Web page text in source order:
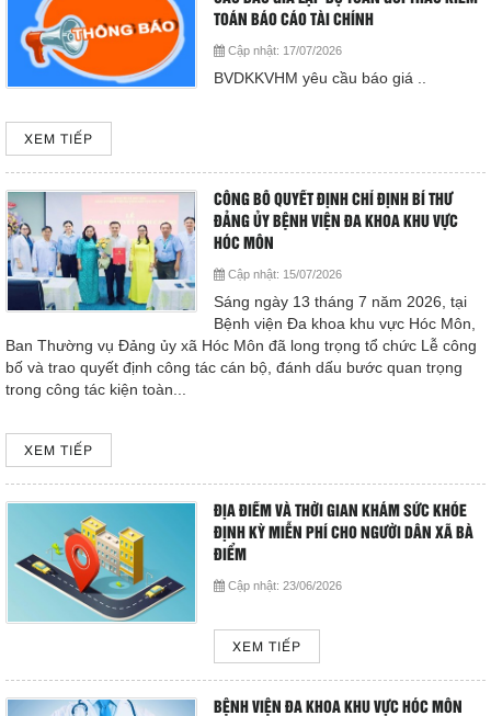
TOÁN BÁO CÁO TÀI CHÍNH
Cập nhật: 17/07/2026
BVDKKVHM yêu cầu báo giá ..
XEM TIẾP
CÔNG BỐ QUYẾT ĐỊNH CHỈ ĐỊNH BÍ THƯ
ĐẢNG ỦY BỆNH VIỆN ĐA KHOA KHU VỰC
HÓC MÔN
Cập nhật: 15/07/2026
Sáng ngày 13 tháng 7 năm 2026, tại
Bệnh viện Đa khoa khu vực Hóc Môn,
Ban Thường vụ Đảng ủy xã Hóc Môn đã long trọng tổ chức Lễ công
bố và trao quyết định công tác cán bộ, đánh dấu bước quan trọng
trong công tác kiện toàn...
XEM TIẾP
ĐỊA ĐIỂM VÀ THỜI GIAN KHÁM SỨC KHỎE
ĐỊNH KỲ MIỄN PHÍ CHO NGƯỜI DÂN XÃ BÀ
ĐIỂM
Cập nhật: 23/06/2026
XEM TIẾP
BỆNH VIỆN ĐA KHOA KHU VỰC HÓC MÔN